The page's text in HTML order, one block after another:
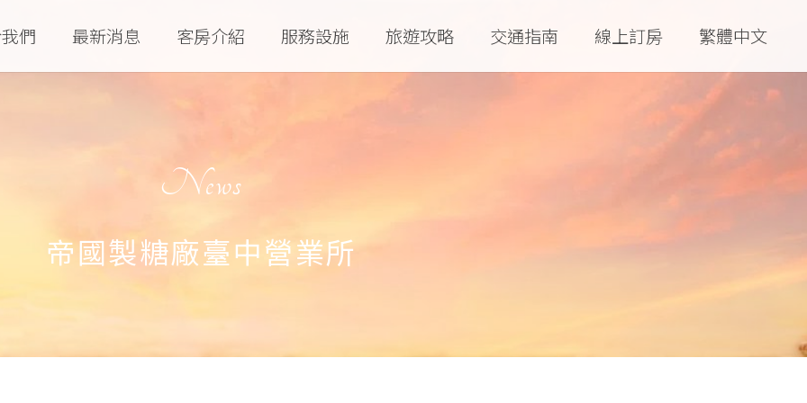
們 最新消息 客房介紹 服務設施 旅遊攻略 交通指南 線上訂房 繁體中文
News
帝國製糖廠臺中營業所